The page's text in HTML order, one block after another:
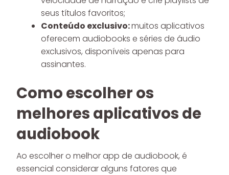
seus títulos favoritos;
Conteúdo exclusivo:muitos aplicativos
oferecem audiobooks e séries de áudio
exclusivos, disponíveis apenas para
assinantes.
Como escolher os
melhores aplicativos de
audiobook
Ao escolher o melhor app de audiobook, é
essencial considerar alguns fatores que